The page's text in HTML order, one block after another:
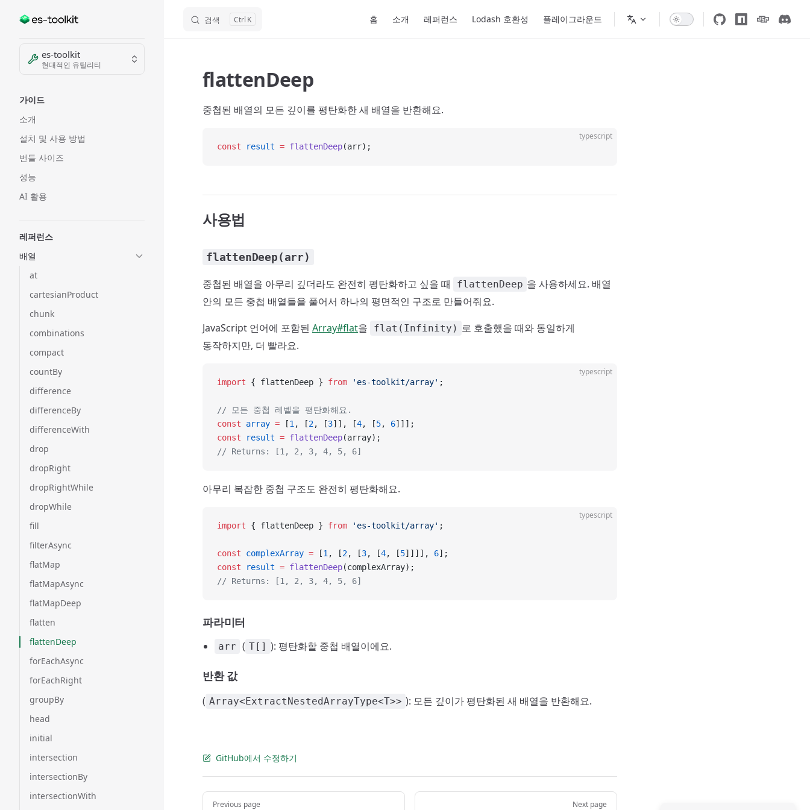
Skip to content 검색 K 홈 소개 레퍼런스 Lodash 호환성 플레이그라운드
Sidebar Navigation
es-toolkit
현대적인 유틸리티
가이드
소개
설치 및 사용 방법
번들 사이즈
성능
AI 활용
레퍼런스
배열
at
cartesianProduct
chunk
combinations
compact
countBy
difference
differenceBy
differenceWith
drop
dropRight
dropRightWhile
dropWhile
fill
filterAsync
flatMap
flatMapAsync
flatMapDeep
flatten
flattenDeep
forEachAsync
forEachRight
groupBy
head
initial
intersection
intersectionBy
intersectionWith
flattenDeep
중첩된 배열의 모든 깊이를 평탄화한 새 배열을 반환해요.
typescript
const result = flattenDeep(arr);
사용법
flattenDeep(arr)
중첩된 배열을 아무리 깊더라도 완전히 평탄화하고 싶을 때 flattenDeep 을 사용하세요. 배열
안의 모든 중첩 배열들을 풀어서 하나의 평면적인 구조로 만들어줘요.
JavaScript 언어에 포함된 Array#flat을 flat(Infinity) 로 호출했을 때와 동일하게
동작하지만, 더 빨라요.
typescript
import { flattenDeep } from 'es-toolkit/array' ;
// 모든 중첩 레벨을 평탄화해요.
const array = [1 , [2, [3]], [4, [5, 6]]];
const result = flattenDeep(array);
// Returns: [1, 2, 3, 4, 5, 6]
아무리 복잡한 중첩 구조도 완전히 평탄화해요.
typescript
import { flattenDeep } from 'es-toolkit/array' ;
const complexArray = [1 , [2, [3, [4, [5]]]], 6];
const result = flattenDeep(complexArray);
// Returns: [1, 2, 3, 4, 5, 6]
파라미터
arr ( T[] ): 평탄화할 중첩 배열이에요.
반환 값
( Array<ExtractNestedArrayType<T>> ): 모든 깊이가 평탄화된 새 배열을 반환해요.
GitHub에서 수정하기
Pager
Previous page Next page